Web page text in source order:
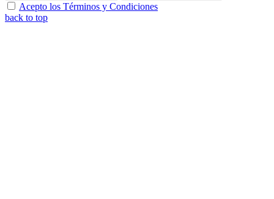
Acepto los Términos y Condiciones
back to top